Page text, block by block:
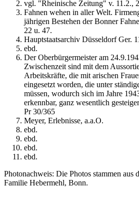
vgl. "Rheinische Zeitung" v. 11.2.,
Fahnen wehen in aller Welt.
jährigen Bestehen der Bonner
22 u. 47.
Hauptstaatsarchiv Düsseldorf Ger.
ebd.
Der Oberbürgermeister am
Zwischenzeit sind mit dem
Arbeitskräfte, die mit arischen
eingesetzt worden, die unter
müssen, wodurch sich im Jahre
erkennbar, ganz wesentlich
Pr 30/365
Meyer, Erlebnisse, a.a.O.
ebd.
ebd.
ebd.
ebd.
Photonachweis: Die Photos stammen aus
Familie Hebermehl, Bonn.